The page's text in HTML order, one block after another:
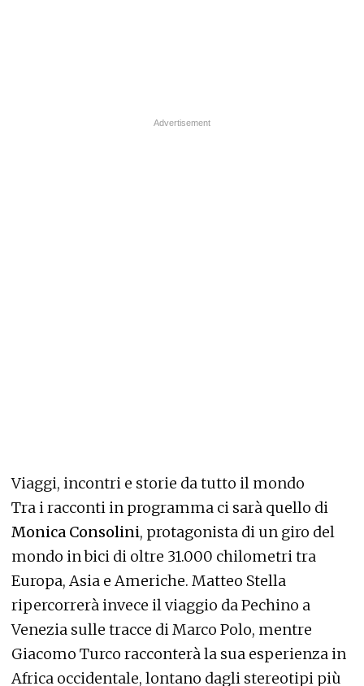
Viaggi, incontri e storie da tutto il mondo
Tra i racconti in programma ci sarà quello di
Monica Consolini, protagonista di un giro del
mondo in bici di oltre 31.000 chilometri tra
Europa, Asia e Americhe. Matteo Stella
ripercorrerà invece il viaggio da Pechino a
Venezia sulle tracce di Marco Polo, mentre
Giacomo Turco racconterà la sua esperienza in
Africa occidentale, lontano dagli stereotipi più